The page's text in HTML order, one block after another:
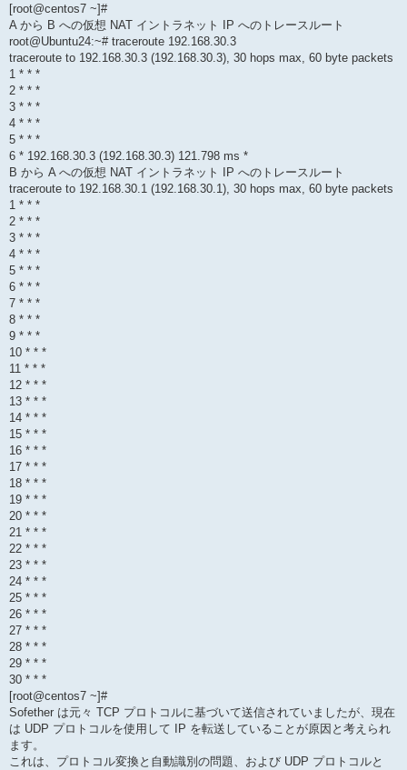
[root@centos7 ~]#
A から B への仮想 NAT イントラネット IP へのトレースルート
root@Ubuntu24:~# traceroute 192.168.30.3
traceroute to 192.168.30.3 (192.168.30.3), 30 hops max, 60 byte packets
1 * * *
2 * * *
3 * * *
4 * * *
5 * * *
6 * 192.168.30.3 (192.168.30.3) 121.798 ms *
B から A への仮想 NAT イントラネット IP へのトレースルート
traceroute to 192.168.30.1 (192.168.30.1), 30 hops max, 60 byte packets
1 * * *
2 * * *
3 * * *
4 * * *
5 * * *
6 * * *
7 * * *
8 * * *
9 * * *
10 * * *
11 * * *
12 * * *
13 * * *
14 * * *
15 * * *
16 * * *
17 * * *
18 * * *
19 * * *
20 * * *
21 * * *
22 * * *
23 * * *
24 * * *
25 * * *
26 * * *
27 * * *
28 * * *
29 * * *
30 * * *
[root@centos7 ~]#
Sofether は元々 TCP プロトコルに基づいて送信されていましたが、現在
は UDP プロトコルを使用して IP を転送していることが原因と考えられ
ます。
これは、プロトコル変換と自動識別の問題、および UDP プロトコルと